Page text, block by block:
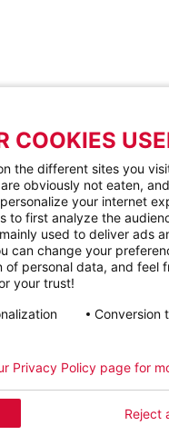
COOKIES
the different sites you
obviously not eaten,
your internet
to first analyze the
used to deliver ads
can change your
personal data, and feel
your trust!
Conversion
Reject
Privacy Policy page for